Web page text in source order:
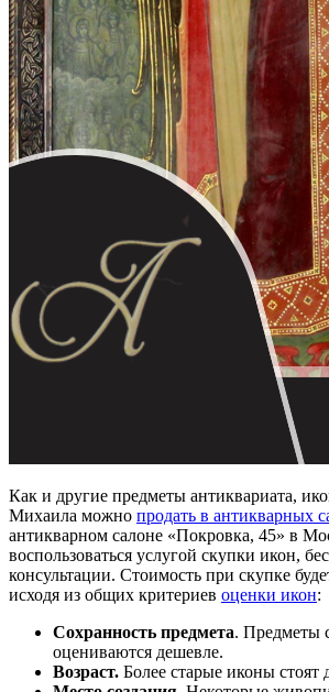
Как и другие предметы антиквариата,
Михаила можно продать в антикварных
антикварном салоне «Покровка, 45» в
воспользоваться услугой скупки икон,
консультации. Стоимость при скупке
исходя из общих критериев оценки икон:
Сохранность предмета. Предметы
оцениваются дешевле.
Возраст. Более старые иконы стоят